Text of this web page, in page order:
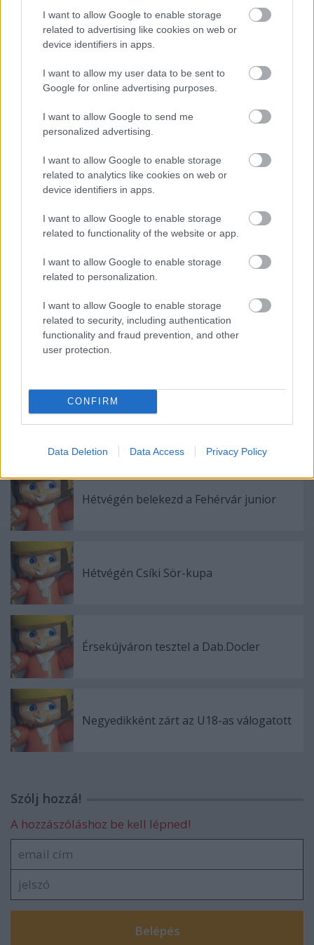
I want to allow Google to enable storage
related to advertising like cookies on web or
device identifiers in apps.
I want to allow my user data to be sent to
Google for online advertising purposes.
I want to allow Google to send me
personalized advertising.
I want to allow Google to enable storage
related to analytics like cookies on web or
device identifiers in apps.
I want to allow Google to enable storage
related to functionality of the website or app.
I want to allow Google to enable storage
related to personalization.
I want to allow Google to enable storage
related to security, including authentication
functionality and fraud prevention, and other
user protection.
CONFIRM
Data Deletion Data Access Privacy Policy
Szuper
Levente
Arizona Sundogs 7. (7)
Szuper
Missouri
Mavericks
Szuper
Levente
Arisztan Temirtau KAZ 4. (10)
Kozma DánielAlingsas
Korbuly
Gergely
Alingsas
SWE-
4.
8. (11)
Ennaffati
Dundas Real
Címkék:légiósok
Szlovák válogatott csatár a Mol Ligában
Hétvégén belekezd a Fehérvár junior
Hétvégén Csíki Sör-kupa
Érsekújváron tesztel a Dab.Docler
Negyedikként zárt az U18-as válogatott
Szólj hozzá!
A hozzászóláshoz be kell lépned!